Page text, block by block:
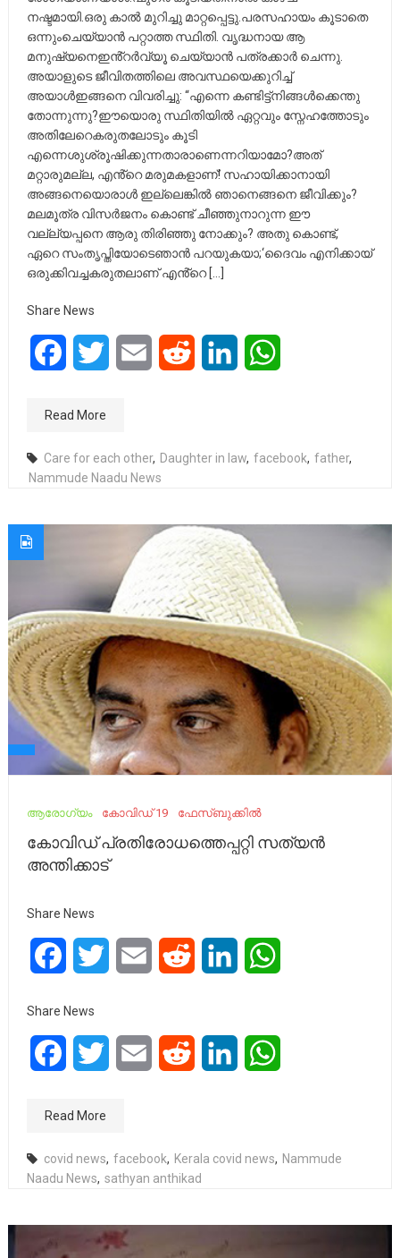
നഷ്ടമായി.ഒരു കാൽ മുറിച്ചു മാറ്റപ്പെട്ടു.പരസഹായം കൂടാതെ
ഒന്നുംചെയ്യാൻ പറ്റാത്ത സ്ഥിതി. വൃദ്ധനായ ആ
മനുഷ്യനെഇൻ്റർവ്യൂ ചെയ്യാൻ പത്രക്കാർ ചെന്നു.
അയാളുടെ ജീവിതത്തിലെ അവസ്ഥയെക്കുറിച്ച്
അയാൾഇങ്ങനെ വിവരിച്ചു: “എന്നെ കണ്ടിട്ട്നിങ്ങൾക്കെന്തു
തോന്നുന്നു?ഈയൊരു സ്ഥിതിയിൽ ഏറ്റവും സ്നേഹത്തോടും
അതിലേറെകരുതലോടും കൂടി
എന്നെശുശ്രൂഷിക്കുന്നതാരാണെന്നറിയാമോ?അത്
മറ്റാരുമല്ല, എൻ്റെ മരുമകളാണ്! സഹായിക്കാനായി
അങ്ങനെയൊരാൾ ഇല്ലെങ്കിൽ ഞാനെങ്ങനെ ജീവിക്കും?
മലമൂത്ര വിസർജനം കൊണ്ട് ചീഞ്ഞുനാറുന്ന ഈ
വല്ല്യപ്പനെ ആരു തിരിഞ്ഞു നോക്കും? അതു കൊണ്ട്,
ഏറെ സംതൃപ്തിയോടെഞാൻ പറയുകയാ;‘ദൈവം എനിക്കായ്
ഒരുക്കിവച്ചകരുതലാണ് എൻ്റെ […]
Share News
FacebookTwitter Email Reddit LinkedIn
Read More
Care for each other, Daughter in law, facebook, father,
Nammude Naadu News
ആരോഗ്യം കോവിഡ് 19 ഫേസ്ബുക്കിൽ
കോവിഡ് പ്രതിരോധത്തെപ്പറ്റി സത്യൻ
അന്തിക്കാട്
Share News
FacebookTwitter Email Reddit LinkedIn
Share News
FacebookTwitter Email Reddit LinkedIn
Read More
covid news, facebook, Kerala covid news, Nammude
Naadu News, sathyan anthikad